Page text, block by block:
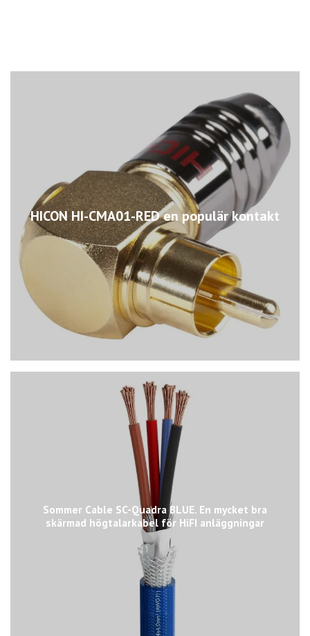
HICON HI-CMA01-RED en populär kontakt
Sommer Cable SC-Quadra BLUE. En mycket bra
skärmad högtalarkabel för HiFI anläggningar